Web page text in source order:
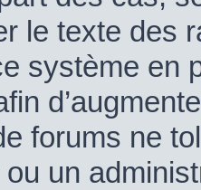
le texte des
système en
forums ne
un